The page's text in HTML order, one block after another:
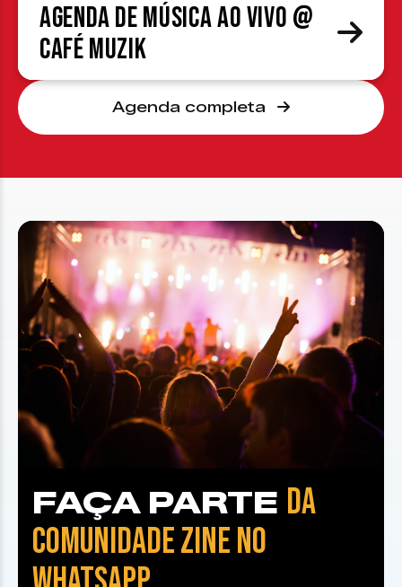
Agenda de Música ao Vivo @
Café Muzik
Agenda completa
FAÇA PARTE DA
COMUNIDADE ZINE NO